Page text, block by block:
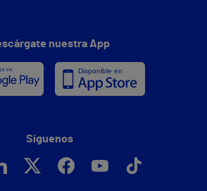
nuestra App
Síguenos